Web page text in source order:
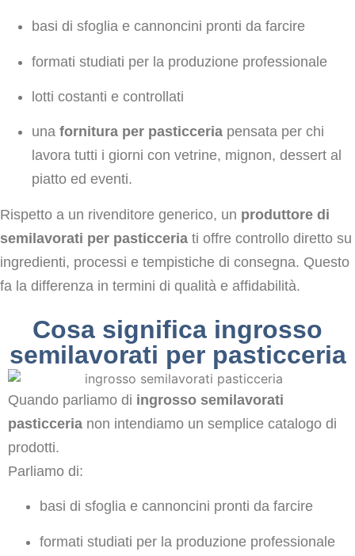
basi di sfoglia e cannoncini pronti da farcire
formati studiati per la produzione professionale
lotti costanti e controllati
una fornitura per pasticceria pensata per chi
lavora tutti i giorni con vetrine, mignon, dessert al
piatto ed eventi.
Rispetto a un rivenditore generico, un produttore di
semilavorati per pasticceria ti offre controllo diretto su
ingredienti, processi e tempistiche di consegna. Questo
fa la differenza in termini di qualità e affidabilità.
Cosa significa ingrosso
semilavorati per pasticceria
Quando parliamo di ingrosso semilavorati
pasticceria non intendiamo un semplice catalogo di
prodotti.
Parliamo di:
basi di sfoglia e cannoncini pronti da farcire
formati studiati per la produzione professionale